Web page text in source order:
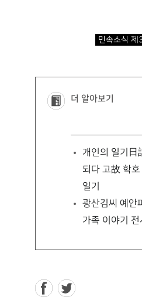
민속소식
더 알아보기
개인의 일기日
되다 고故 학호
일기
광산김씨 예안
가족 이야기 전